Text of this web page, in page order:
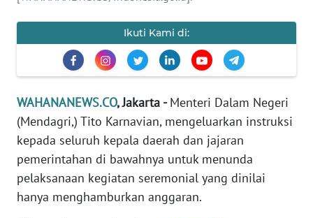
Ikuti Kami di:
WAHANANEWS.CO, Jakarta -Menteri Dalam Negeri
(Mendagri,) Tito Karnavian, mengeluarkan instruksi
kepada seluruh kepala daerah dan jajaran
pemerintahan di bawahnya untuk menunda
pelaksanaan kegiatan seremonial yang dinilai
hanya menghamburkan anggaran.
EDITORIAL
Informasi
INDEKS